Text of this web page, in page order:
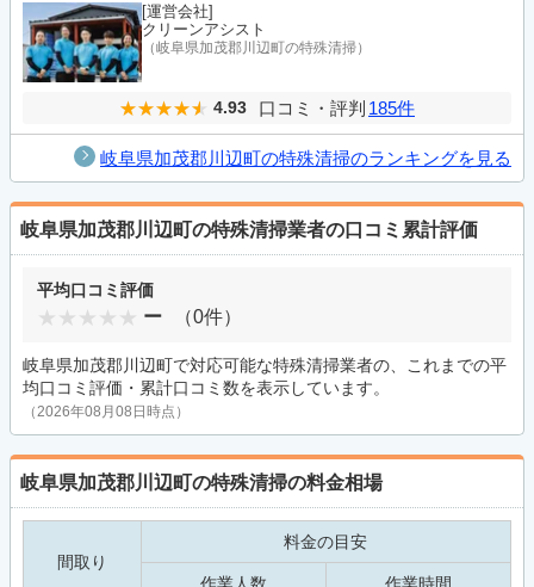
[運営会社]
クリーンアシスト
（岐阜県加茂郡川辺町の特殊清掃）
4.93 口コミ・評判 185件
岐阜県加茂郡川辺町の特殊清掃のランキングを見る
岐阜県加茂郡川辺町の特殊清掃業者の口コミ累計評価
平均口コミ評価
ー （0件）
岐阜県加茂郡川辺町で対応可能な特殊清掃業者の、これまでの平
均口コミ評価・累計口コミ数を表示しています。
（2026年08月08日時点）
岐阜県加茂郡川辺町の特殊清掃の料金相場
間取り
料金の目安
作業人数 作業時間